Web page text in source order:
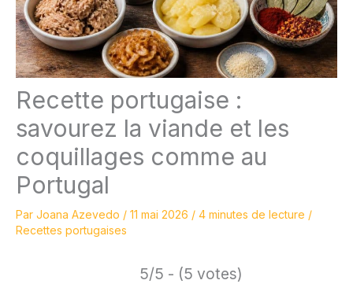
Recette portugaise :
savourez la viande et les
coquillages comme au
Portugal
Par Joana Azevedo / 11 mai 2026 / 4 minutes de lecture /
Recettes portugaises
5/5 - (5 votes)